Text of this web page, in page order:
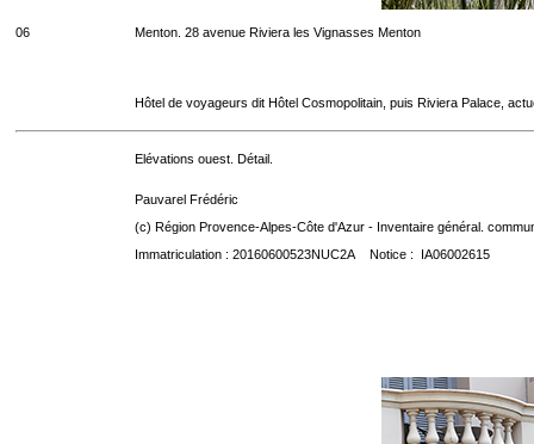
06 Menton. 28 avenue Riviera les Vignasses Menton
Hôtel de voyageurs dit Hôtel Cosmopolitain, puis Riviera Palace,
Elévations ouest. Détail.
Pauvarel Frédéric
(c) Région Provence-Alpes-Côte d'Azur - Inventaire général.
Immatriculation : 20160600523NUC2A Notice : IA06002615